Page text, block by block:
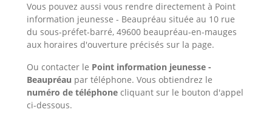
Vous pouvez aussi vous rendre directement à Point
information jeunesse - Beaupréau située au 10 rue
du sous-préfet-barré, 49600 beaupréau-en-mauges
aux horaires d'ouverture précisés sur la page.
Ou contacter le Point information jeunesse -
Beaupréau par téléphone. Vous obtiendrez le
numéro de téléphone cliquant sur le bouton d'appel
ci-dessous.